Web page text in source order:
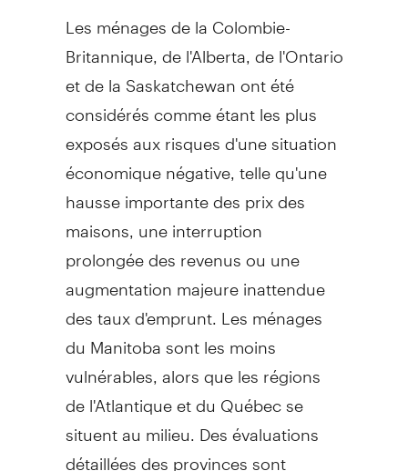
Les ménages de la Colombie-
Britannique, de l'Alberta, de l'Ontario
et de la Saskatchewan ont été
considérés comme étant les plus
exposés aux risques d'une situation
économique négative, telle qu'une
hausse importante des prix des
maisons, une interruption
prolongée des revenus ou une
augmentation majeure inattendue
des taux d'emprunt. Les ménages
du Manitoba sont les moins
vulnérables, alors que les régions
de l'Atlantique et du Québec se
situent au milieu. Des évaluations
détaillées des provinces sont